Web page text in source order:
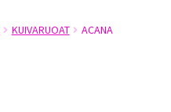
KUIVARUOAT ACANA